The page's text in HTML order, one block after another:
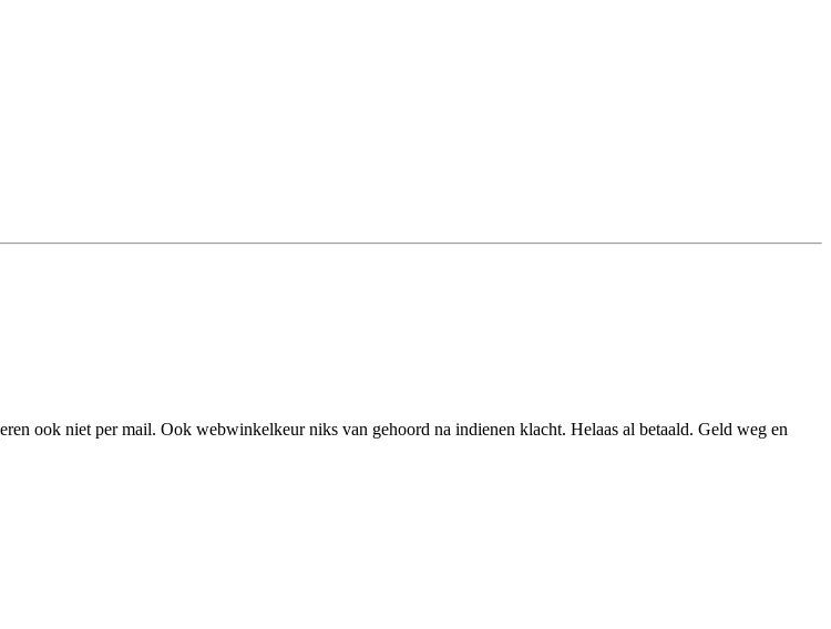
ook niet per mail. Ook webwinkelkeur niks van gehoord na indienen klacht. Helaas al betaald. Geld weg en